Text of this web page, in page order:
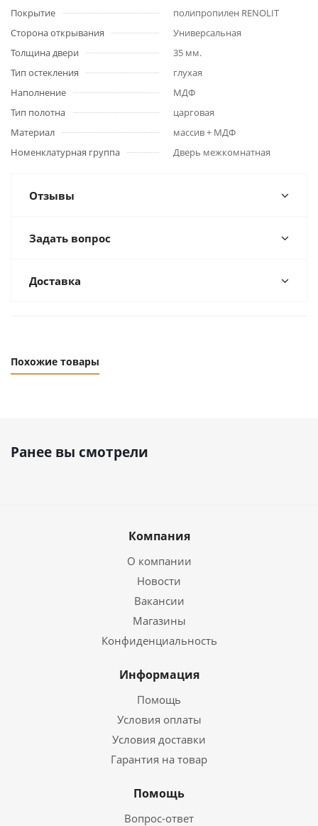
Покрытие
полипропилен RENOLIT
Сторона открывания
Универсальная
Толщина двери
35 мм.
Тип остекления
глухая
Наполнение
МДФ
Тип полотна
царговая
Материал
массив + МДФ
Номенклатурная группа
Дверь межкомнатная
Отзывы
Задать вопрос
Доставка
Похожие товары
Ранее вы смотрели
Компания
О компании
Новости
Вакансии
Магазины
Конфиденциальность
Информация
Помощь
Условия оплаты
Условия доставки
Гарантия на товар
Помощь
Вопрос-ответ